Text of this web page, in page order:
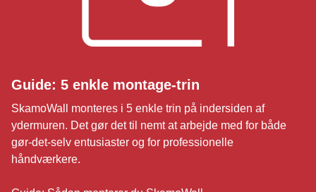
Guide: 5 enkle montage-trin
SkamoWall monteres i 5 enkle trin på indersiden af
ydermuren. Det gør det til nemt at arbejde med for både
gør-det-selv entusiaster og for professionelle
håndværkere.